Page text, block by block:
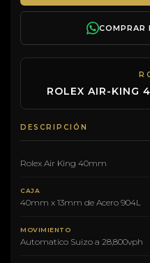
COMPRAR
ROLEX AIR-KING
DESCRIPCIÓN
Rolex Air King 40mm
CAJA
40mm x 13mm de Acero 904L
MOVIMIENTO
Automatico Suizo a 28,800vph